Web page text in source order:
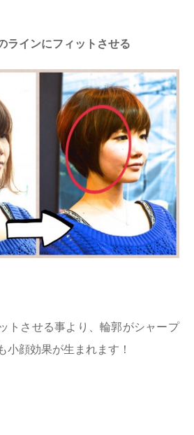
ラインにフィットさせる
トさせる事より、輪郭がシャープ
小顔効果が生まれます！